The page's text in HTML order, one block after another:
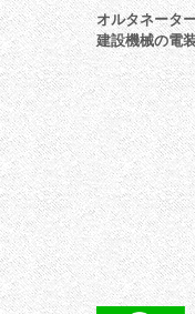
オルタネータ
建設機械の電